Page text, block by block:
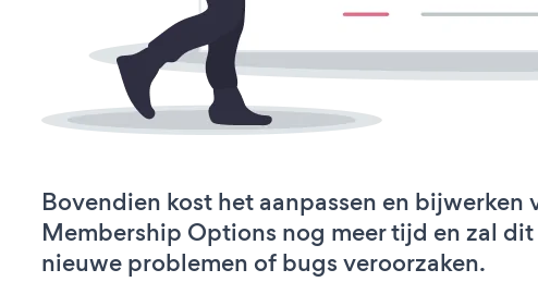
Bovendien kost het aanpassen en bijwerken
Membership Options nog meer tijd en zal
nieuwe problemen of bugs veroorzaken.